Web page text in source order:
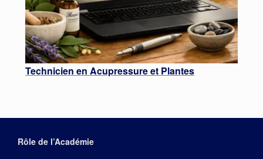
Technicien en Acupressure et Plantes
Rôle de l’Académie